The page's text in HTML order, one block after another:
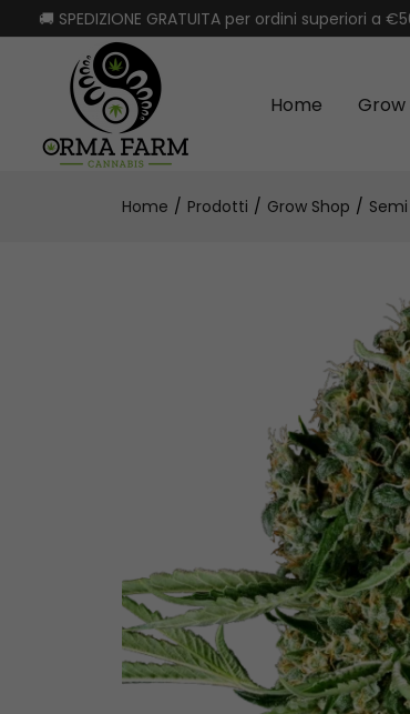
🚚 SPEDIZIONE GRATUITA per ordini superiori a
Home Grow
Home Prodotti Grow Shop